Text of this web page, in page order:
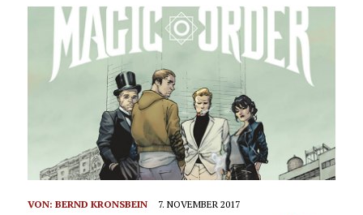
VON: BERND KRONSBEIN 7. NOVEMBER 2017